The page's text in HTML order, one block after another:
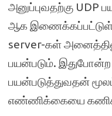
அனுப்புவதற்கு UDP
ஆக
server-கள்
பயன்படும்.
பயன்படுத்துவதன்
எண்ணிக்கையை